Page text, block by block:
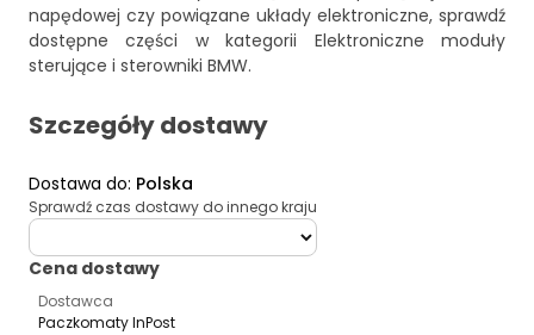
napędowej czy powiązane układy elektroniczne, sprawdź
dostępne części w kategorii Elektroniczne moduły
sterujące i sterowniki BMW.
Szczegóły dostawy
Dostawa do: Polska
Sprawdź czas dostawy do innego kraju
deliveryCountry
Cena dostawy
Dostawca
Paczkomaty InPost